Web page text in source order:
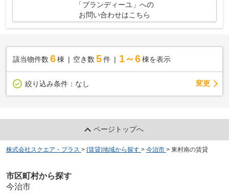
「ブランディーユ」への
お問い合わせはこちら
該当物件数 6棟 空き数 5 件 1～6 棟を表示
絞り込み条件： なし 変更
ページトップへ
株式会社スクエア・プラス > (賃貸)地域から探す > 今治市 > 東村南の賃貸
市区町村から探す
今治市